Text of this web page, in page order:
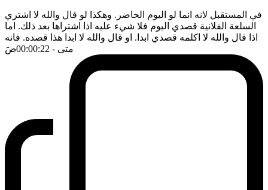
في المستقبل لانه انما لو اليوم الحاضر. وهكذا لو قال والله لا اشتري
السلعة الفلانية قصدي اليوم فلا شيء عليه اذا اشتراها بعد ذلك. اما
اذا قال والله لا اكلمه قصدي ابدا. او قال والله لا ابدا هذا قصده. فانه
متى - 00:00:22 ضَ